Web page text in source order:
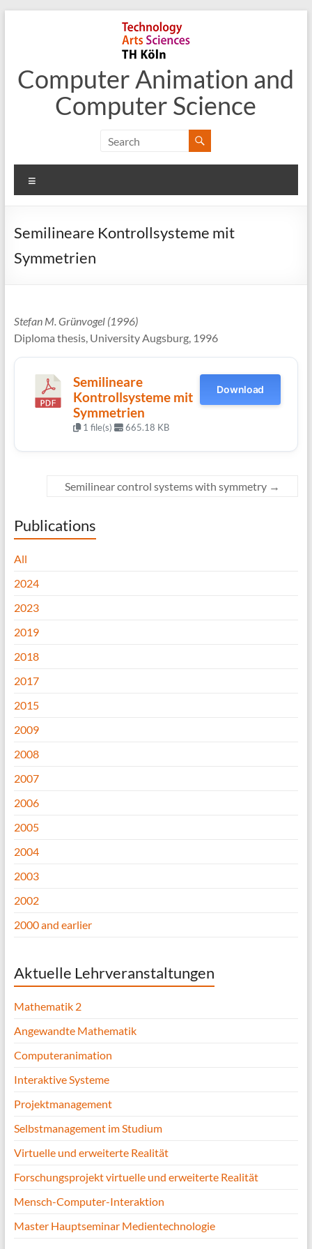
Computer Animation and
Computer Science
Semilineare Kontrollsysteme mit
Symmetrien
Stefan M. Grünvogel (1996)
Diploma thesis, University Augsburg, 1996
Semilineare
Kontrollsysteme mit
Symmetrien
1 file(s) 665.18 KB
Download
Semilinear control systems with symmetry →
Publications
All
2024
2023
2019
2018
2017
2015
2009
2008
2007
2006
2005
2004
2003
2002
2000 and earlier
Aktuelle Lehrveranstaltungen
Mathematik 2
Angewandte Mathematik
Computeranimation
Interaktive Systeme
Projektmanagement
Selbstmanagement im Studium
Virtuelle und erweiterte Realität
Forschungsprojekt virtuelle und erweiterte Realität
Mensch-Computer-Interaktion
Master Hauptseminar Medientechnologie